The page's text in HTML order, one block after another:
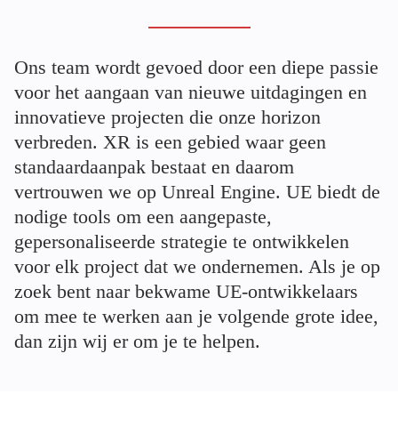
Ons team wordt gevoed door een diepe passie
voor het aangaan van nieuwe uitdagingen en
innovatieve projecten die onze horizon
verbreden. XR is een gebied waar geen
standaardaanpak bestaat en daarom
vertrouwen we op Unreal Engine. UE biedt de
nodige tools om een aangepaste,
gepersonaliseerde strategie te ontwikkelen
voor elk project dat we ondernemen. Als je op
zoek bent naar bekwame UE-ontwikkelaars
om mee te werken aan je volgende grote idee,
dan zijn wij er om je te helpen.